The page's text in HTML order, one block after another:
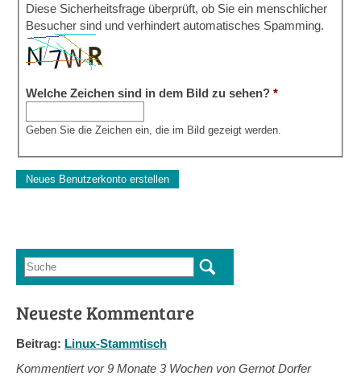
Diese Sicherheitsfrage überprüft, ob Sie ein menschlicher
Besucher sind und verhindert automatisches Spamming.
Welche Zeichen sind in dem Bild zu sehen? *
Geben Sie die Zeichen ein, die im Bild gezeigt werden.
Suchformular
Suche
Neueste Kommentare
Beitrag: Linux-Stammtisch
Kommentiert vor9 Monate 3 Wochen von Gernot Dorfer